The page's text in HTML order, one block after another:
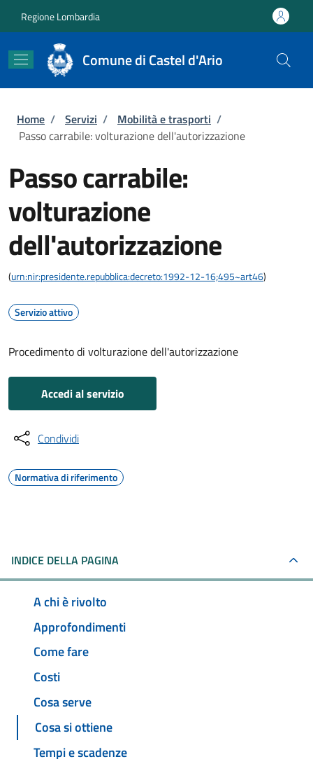
Regione Lombardia
Comune di Castel d'Ario
Briciole di pane
Home / Servizi / Mobilità e trasporti /
Passo carrabile: volturazione dell'autorizzazione
Passo carrabile:
volturazione
dell'autorizzazione
(urn:nir:presidente.repubblica:decreto:1992-12-16;495~art46)
Servizio attivo
Procedimento di volturazione dell'autorizzazione
Accedi al servizio
Condividi
Normativa di riferimento
INDICE DELLA PAGINA
A chi è rivolto
Approfondimenti
Come fare
Costi
Cosa serve
Cosa si ottiene
Tempi e scadenze